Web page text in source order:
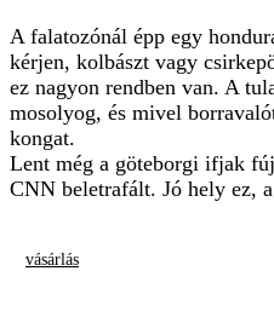
A falatozónál épp egy
kérjen, kolbászt vagy
ez nagyon rendben van. A
mosolyog, és mivel
kongat.
Lent még a göteborgi ifjak
CNN beletrafált. Jó hely ez,
vásárlás